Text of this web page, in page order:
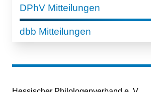
DPhV Mitteilungen
dbb Mitteilungen